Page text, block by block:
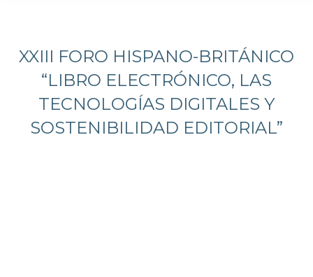
XXIII FORO HISPANO-BRITÁNICO
“LIBRO ELECTRÓNICO, LAS
TECNOLOGÍAS DIGITALES Y
SOSTENIBILIDAD EDITORIAL”
Estás aquí: